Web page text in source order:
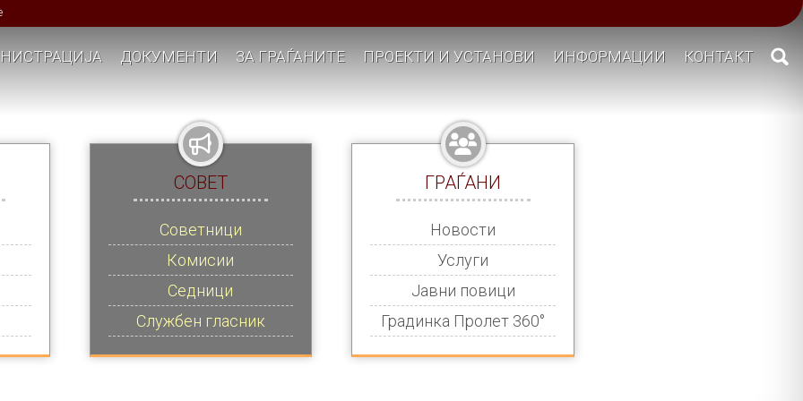
ДОКУМЕНТИ ЗА ГРАЃАНИТЕ ПРОЕКТИ И УСТАНОВИ ИНФОРМАЦИИ КОНТАКТ
СОВЕТ
Советници
Комисии
Седници
Службен гласник
ГРАЃАНИ
Новости
Услуги
Јавни повици
Градинка Пролет 360°